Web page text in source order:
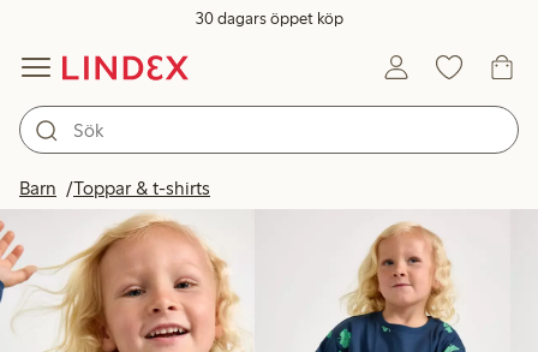
30 dagars öppet köp
Barn Toppar & t-shirts